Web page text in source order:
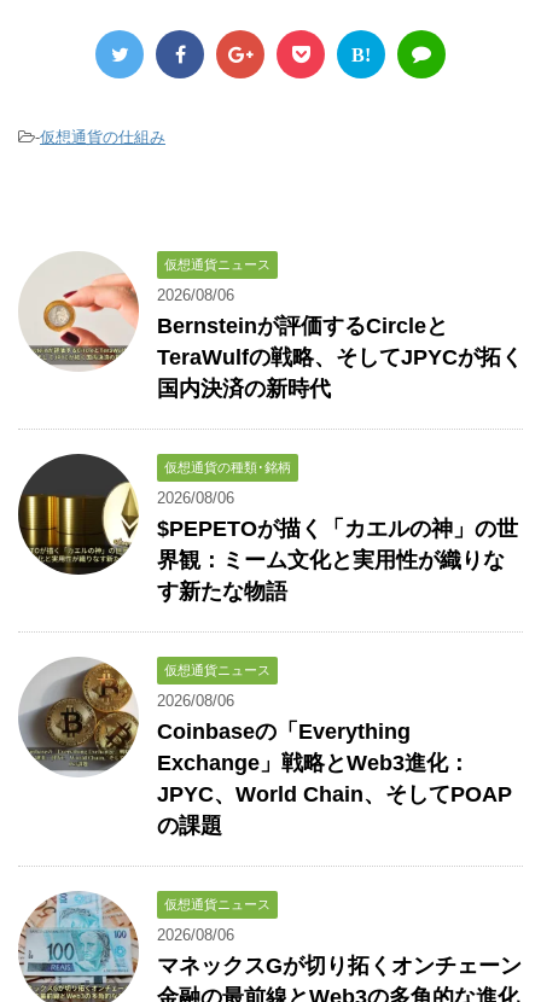
B!
-仮想通貨の仕組み
仮想通貨ニュース
2026/08/06
Bernsteinが評価するCircleと
TeraWulfの戦略、そしてJPYCが拓く
国内決済の新時代
仮想通貨の種類･銘柄
2026/08/06
$PEPETOが描く「カエルの神」の世
界観：ミーム文化と実用性が織りな
す新たな物語
仮想通貨ニュース
2026/08/06
Coinbaseの「Everything
Exchange」戦略とWeb3進化：
JPYC、World Chain、そしてPOAP
の課題
仮想通貨ニュース
2026/08/06
マネックスGが切り拓くオンチェーン
金融の最前線とWeb3の多角的な進化